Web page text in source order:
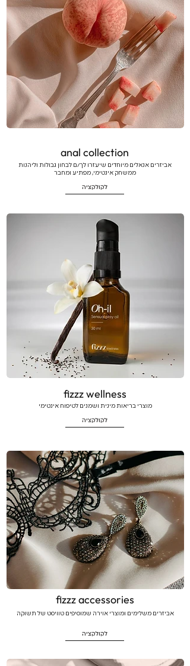
anal collection
אביזרים אנאלים מיוחדים שיעזרו לך/ם לבחון גבולות וליהנות
ממשחק אינטימי, מפתיע ומחבר
לקולקציה
fizzz wellness
מוצרי בריאות מינית ושמנים לטיפוח אינטימי
לקולקציה
fizzz accessories
אביזרים משלימים ומוצרי אוירה שמוסיפים טוויסט של תשוקה
לקולקציה